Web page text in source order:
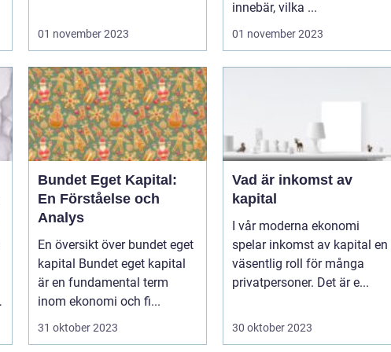
01 november 2023
innebär, vilka ...
01 november 2023
Bundet Eget Kapital:
En Förståelse och
Analys
En översikt över bundet eget
kapital Bundet eget kapital
är en fundamental term
inom ekonomi och fi...
31 oktober 2023
Vad är inkomst av
kapital
I vår moderna ekonomi
spelar inkomst av kapital en
väsentlig roll för många
privatpersoner. Det är e...
30 oktober 2023